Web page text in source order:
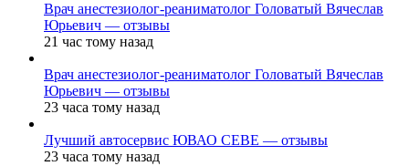
Врач анестезиолог-реаниматолог Головатый Вячеслав
Юрьевич — отзывы
21 час тому назад
Врач анестезиолог-реаниматолог Головатый Вячеслав
Юрьевич — отзывы
23 часа тому назад
Лучший автосервис ЮВАО CEBE — отзывы
23 часа тому назад